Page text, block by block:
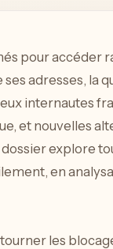
pour accéder
adresses, la
internautes
et nouvelles
explore
en
les